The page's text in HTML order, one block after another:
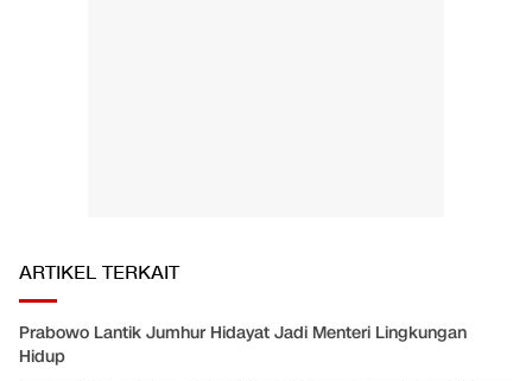
ARTIKEL TERKAIT
Prabowo Lantik Jumhur Hidayat Jadi Menteri Lingkungan
Hidup